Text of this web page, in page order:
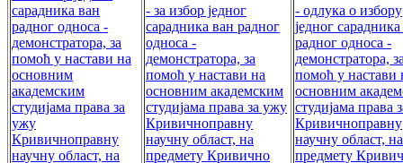
сарадника ван
радног односа -
демонстратора, за
помоћ у настави на
основним
академским
студијама права за
ужу
Кривичноправну
научну област, на
- за избор једног
сарадника ван радног
односа -
демонстратора, за
помоћ у настави на
основним академским
студијама права за ужу
Кривичноправну
научну област, на
предмету Кривично
- одлука о избору
једног
радног односа -
демонстратора,
помоћ у настави
основним
студијама права
Кривичноправну
научну област, на
предмету